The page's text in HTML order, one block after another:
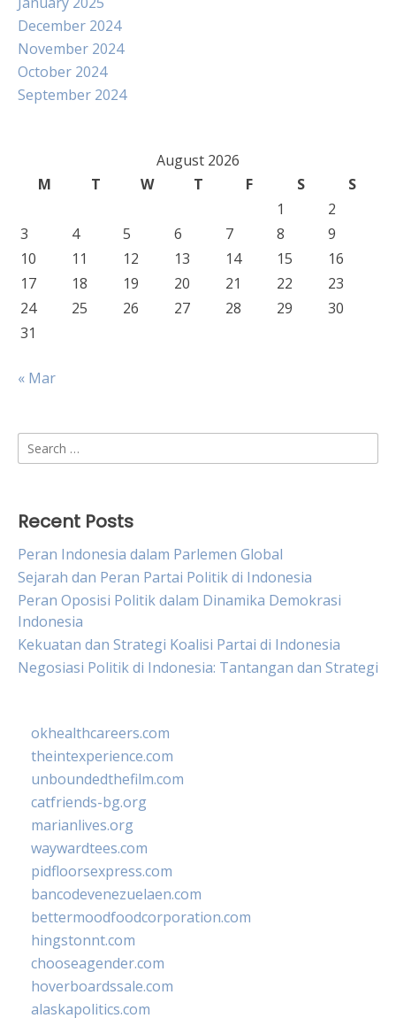
December 2024
November 2024
October 2024
September 2024
August 2026
M
T W T F S
S
1
2
3
4 5 6 7 8
9
10
11 12 13 14 15
16
17
18 19 20 21 22
23
24
25 26 27 28 29
30
31
« Mar
Search
for:
Recent Posts
Peran Indonesia dalam Parlemen Global
Sejarah dan Peran Partai Politik di Indonesia
Peran Oposisi Politik dalam Dinamika Demokrasi
Indonesia
Kekuatan dan Strategi Koalisi Partai di Indonesia
Negosiasi Politik di Indonesia: Tantangan dan Strategi
okhealthcareers.com
theintexperience.com
unboundedthefilm.com
catfriends-bg.org
marianlives.org
waywardtees.com
pidfloorsexpress.com
bancodevenezuelaen.com
bettermoodfoodcorporation.com
hingstonnt.com
chooseagender.com
hoverboardssale.com
alaskapolitics.com